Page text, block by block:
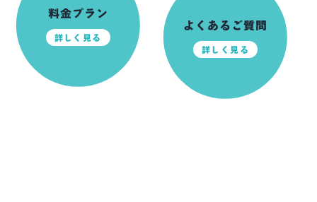
料金プラン
詳しく見る
よくあるご質問
詳しく見る